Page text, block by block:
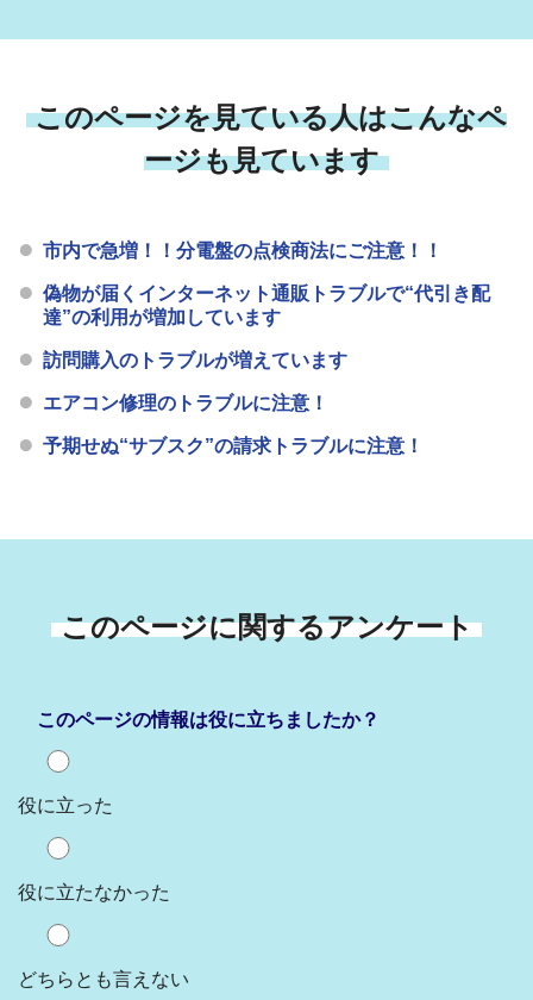
このページを見ている人はこんなペ
ージも見ています
市内で急増！！分電盤の点検商法にご注意！！
偽物が届くインターネット通販トラブルで“代引き配
達”の利用が増加しています
訪問購入のトラブルが増えています
エアコン修理のトラブルに注意！
予期せぬ“サブスク”の請求トラブルに注意！
このページに関するアンケート
このページの情報は役に立ちましたか？
役に立った
役に立たなかった
どちらとも言えない